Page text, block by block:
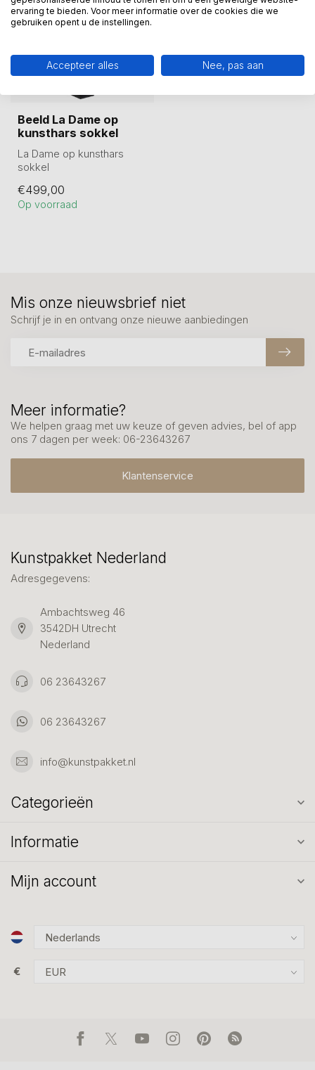
Beeld La Dame op
kunsthars sokkel
La Dame op kunsthars
sokkel
MA00593SB. Beeld is tin
gegoten en hi...
€499,00
Op voorraad
Meer informatie?
We helpen graag met uw keuze of geven advies, bel of app
ons 7 dagen per week: 06-23643267
Klantenservice
Mis onze nieuwsbrief niet
Schrijf je in en ontvang onze nieuwe aanbiedingen
Kunstpakket Nederland
Adresgegevens:
Ambachtsweg 46
3542DH Utrecht
Nederland
06 23643267
06 23643267
info@kunstpakket.nl
Categorieën
Informatie
Mijn account
€
ervaring te bieden. Voor meer informatie over de cookies die we
gebruiken opent u de instellingen.
Accepteer alles Nee, pas aan